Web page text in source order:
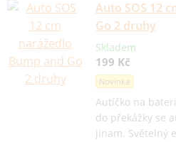
Auto SOS 12
Go 2 druhy
Skladem
199 Kč
Novinka
Autíčko na
do překážky se
jinam. Světelný